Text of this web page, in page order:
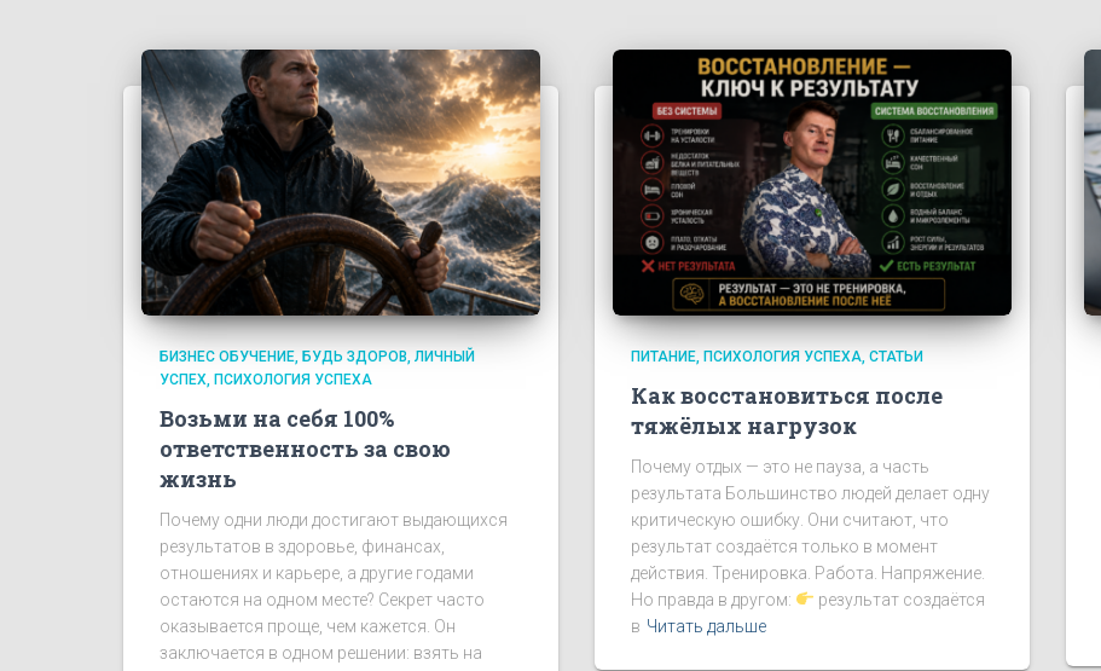
БИЗНЕС ОБУЧЕНИЕ БУДЬ ЗДОРОВ ЛИЧНЫЙ
УСПЕХ ПСИХОЛОГИЯ УСПЕХА
Возьми на себя 100%
ответственность за свою
жизнь
Почему одни люди достигают выдающихся
результатов в здоровье, финансах,
отношениях и карьере, а другие годами
остаются на одном месте? Секрет часто
оказывается проще, чем кажется. Он
заключается в одном решении: взять на
ПИТАНИЕ ПСИХОЛОГИЯ УСПЕХА СТАТЬИ
Как восстановиться после
тяжёлых нагрузок
Почему отдых — это не пауза, а часть
результата Большинство людей делает одну
критическую ошибку. Они считают, что
результат создаётся только в момент
действия. Тренировка. Работа. Напряжение.
Но правда в другом:
результат создаётся
в Читать дальше